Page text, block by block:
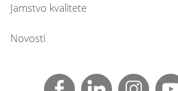
Jamstvo kvalitete
Novosti